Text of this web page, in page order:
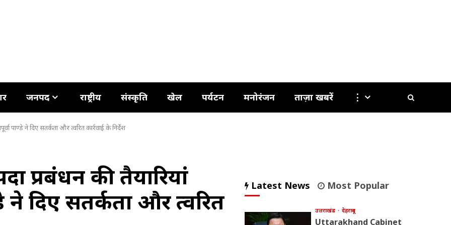
जनपद राष्ट्रीय संस्कृति खेल पर्यटन मनोरंजन ताज़ा खबरें ⋮
पाण्डे ने दिए सतर्कता और त्वरित कार्रवाई के निर्देश
प्रबंधन की तैयारियां
दिए सतर्कता और त्वरित
Latest News Most Popular
उत्तराखंड देहरादून
Uttarakhand Cabinet